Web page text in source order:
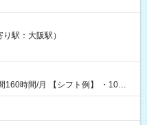
駅：大阪駅）
フト例】 ・10：